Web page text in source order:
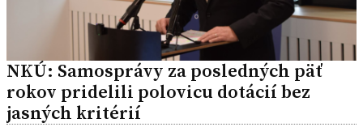
NKÚ: Samosprávy za posledných päť
rokov pridelili polovicu dotácií bez
jasných kritérií